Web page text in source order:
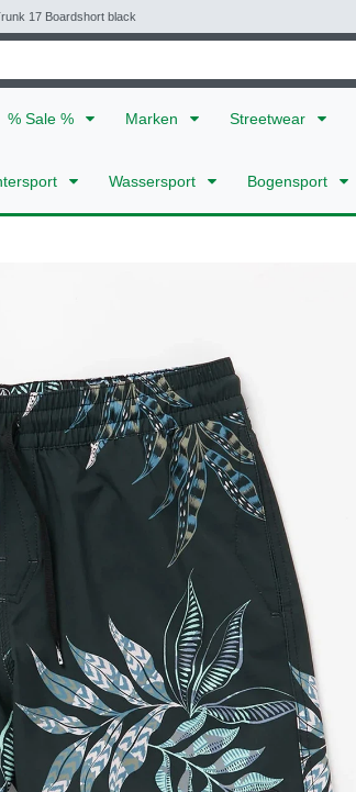
17 Boardshort black
% Sale % Marken Streetwear
Wassersport Bogensport